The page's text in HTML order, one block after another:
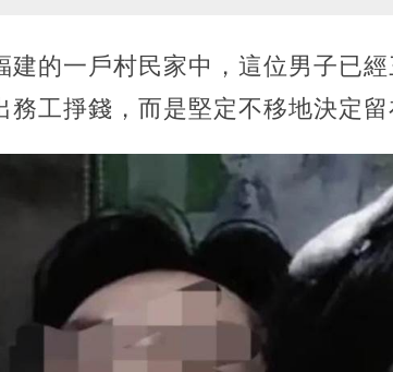
建的一戶村民家中，這位男子已
務工掙錢，而是堅定不移地決定留